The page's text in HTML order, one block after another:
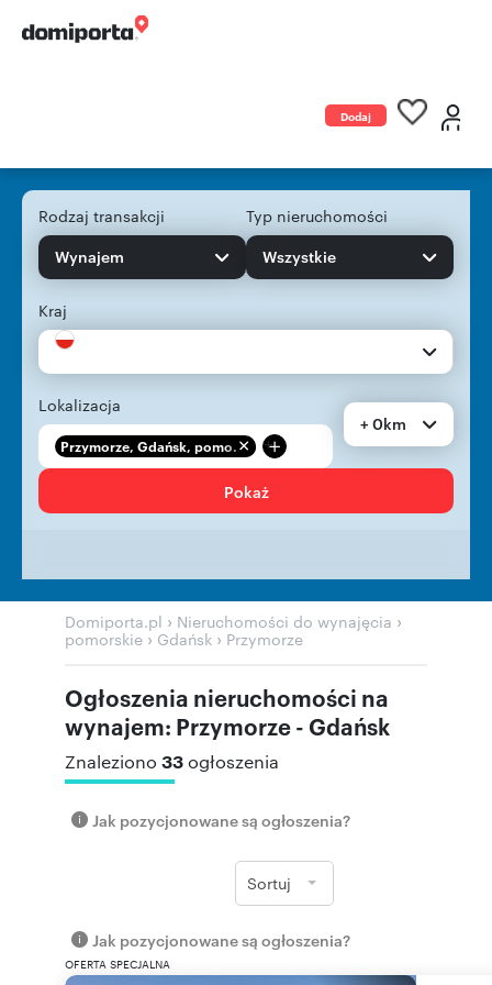
Dodaj
Rodzaj transakcji
Wynajem
Typ nieruchomości
Wszystkie
Kraj
Lokalizacja
Przymorze, Gdańsk, pomo... +
+ 0km
Pokaż
Domiporta.pl › Nieruchomości do wynajęcia ›
pomorskie › Gdańsk › Przymorze
Ogłoszenia nieruchomości na
wynajem: Przymorze - Gdańsk
Znaleziono 33ogłoszenia
Jak pozycjonowane są ogłoszenia?
Sortuj
Jak pozycjonowane są ogłoszenia?
OFERTA SPECJALNA